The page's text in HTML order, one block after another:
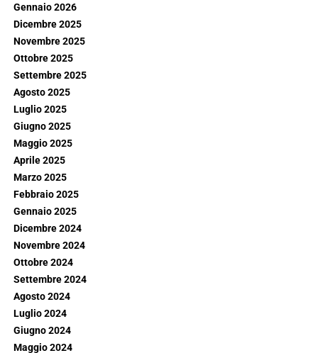
Gennaio 2026
Dicembre 2025
Novembre 2025
Ottobre 2025
Settembre 2025
Agosto 2025
Luglio 2025
Giugno 2025
Maggio 2025
Aprile 2025
Marzo 2025
Febbraio 2025
Gennaio 2025
Dicembre 2024
Novembre 2024
Ottobre 2024
Settembre 2024
Agosto 2024
Luglio 2024
Giugno 2024
Maggio 2024